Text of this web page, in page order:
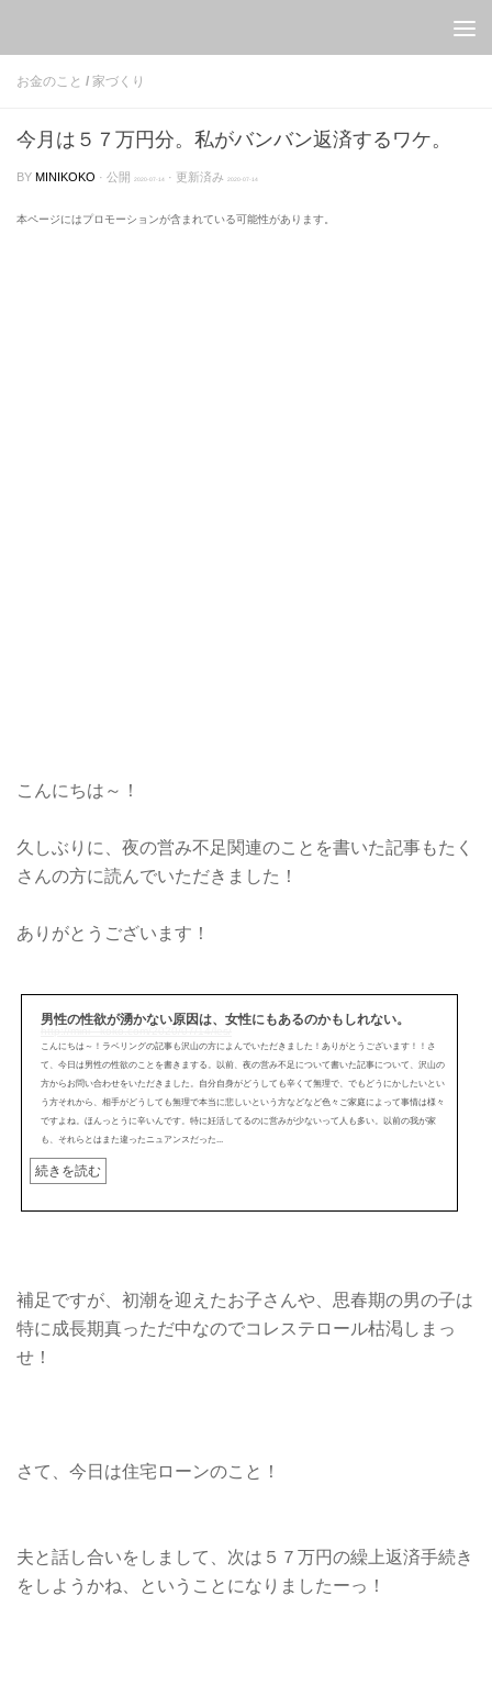
お金のこと / 家づくり
今月は５７万円分。私がバンバン返済するワケ。
BY MINIKOKO · 公開 2020-07-14 · 更新済み 2020-07-14
本ページにはプロモーションが含まれている可能性があります。
こんにちは～！
久しぶりに、夜の営み不足関連のことを書いた記事もたく
さんの方に読んでいただきました！
ありがとうございます！
男性の性欲が湧かない原因は、女性にもあるのかもしれない。
こんにちは～！ラベリングの記事も沢山の方によんでいただきました！ありがとうございます！！さ
て、今日は男性の性欲のことを書きまする。以前、夜の営み不足について書いた記事について、沢山の
方からお問い合わせをいただきました。自分自身がどうしても辛くて無理で、でもどうにかしたいとい
う方それから、相手がどうしても無理で本当に悲しいという方などなど色々ご家庭によって事情は様々
ですよね。ほんっとうに辛いんです。特に妊活してるのに営みが少ないって人も多い。以前の我が家
も、それらとはまた違ったニュアンスだった...
続きを読む
補足ですが、初潮を迎えたお子さんや、思春期の男の子は
特に成長期真っただ中なのでコレステロール枯渇しまっ
せ！
さて、今日は住宅ローンのこと！
夫と話し合いをしまして、次は５７万円の繰上返済手続き
をしようかね、ということになりましたーっ！